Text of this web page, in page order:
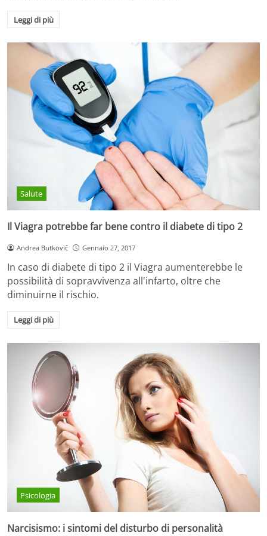
Leggi di più
Salute
Il Viagra potrebbe far bene contro il diabete di tipo 2
Andrea Butkovič Gennaio 27, 2017
In caso di diabete di tipo 2 il Viagra aumenterebbe le
possibilità di sopravvivenza all'infarto, oltre che
diminuirne il rischio.
Leggi di più
Psicologia
Narcisismo: i sintomi del disturbo di personalità